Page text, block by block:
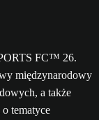
FC™ 26.
międzynarodowy
a także
tematyce